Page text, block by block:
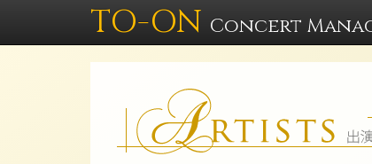
TO-ON Concert